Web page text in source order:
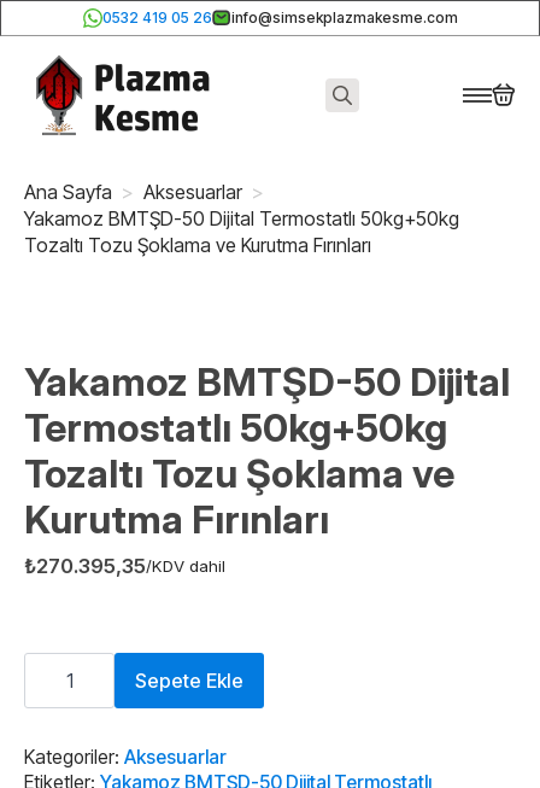
0532 419 05 26 info@simsekplazmakesme.com
Ana Sayfa
Aksesuarlar
Yakamoz BMTŞD-50 Dijital Termostatlı 50kg+50kg
Tozaltı Tozu Şoklama ve Kurutma Fırınları
Yakamoz BMTŞD-50 Dijital
Termostatlı 50kg+50kg
Tozaltı Tozu Şoklama ve
Kurutma Fırınları
₺270.395,35/KDV dahil
Yakamoz
BMTŞD-
50
50kg+50kg
Tozaltı
Sepete Ekle
Kategoriler: Aksesuarlar
Etiketler: Yakamoz BMTŞD-50 Dijital Termostatlı